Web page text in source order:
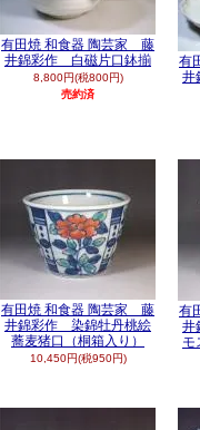
有田焼 和食器 陶芸家 藤
井錦彩作 白磁片口鉢揃
8,800円(税800円)
売約済
有
井
有田焼 和食器 陶芸家 藤
井錦彩作 染錦牡丹桃絵
蕎麦猪口（桐箱入り）
10,450円(税950円)
有
井
モ